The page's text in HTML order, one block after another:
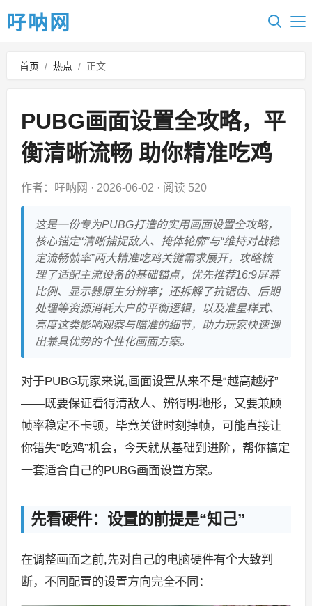
吇呐网
首页 / 热点 / 正文
PUBG画面设置全攻略，平
衡清晰流畅 助你精准吃鸡
作者：吇呐网 · 2026-06-02 · 阅读 520
这是一份专为PUBG打造的实用画面设置全攻略，
核心锚定“清晰捕捉敌人、掩体轮廓”与“维持对战稳
定流畅帧率”两大精准吃鸡关键需求展开，攻略梳
理了适配主流设备的基础锚点，优先推荐16:9屏幕
比例、显示器原生分辨率；还拆解了抗锯齿、后期
处理等资源消耗大户的平衡逻辑，以及准星样式、
亮度这类影响观察与瞄准的细节，助力玩家快速调
出兼具优势的个性化画面方案。
对于PUBG玩家来说,画面设置从来不是“越高越好”
——既要保证看得清敌人、辨得明地形，又要兼顾
帧率稳定不卡顿，毕竟关键时刻掉帧，可能直接让
你错失“吃鸡”机会，今天就从基础到进阶，帮你搞定
一套适合自己的PUBG画面设置方案。
先看硬件：设置的前提是“知己”
在调整画面之前,先对自己的电脑硬件有个大致判
断，不同配置的设置方向完全不同：